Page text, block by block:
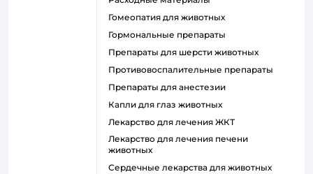
Гомеопатия для животных
Гормональные препараты
Препараты для шерсти животных
Противовоспалительные препараты
Препараты для анестезии
Капли для глаз животных
Лекарство для лечения ЖКТ
Лекарство для лечения печени
животных
Сердечные лекарства для животных